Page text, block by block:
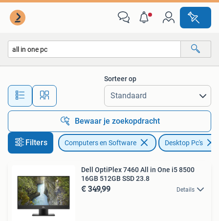
Alle afstanden…
Sorteer op
Bewaar je zoekopdracht
Filters Computers en Software Desktop Pc's
Dell OptiPlex 7460 All in One i5 8500
16GB 512GB SSD 23.8
€ 349,99 Details